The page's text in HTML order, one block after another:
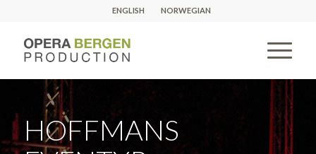
ENGLISH NORWEGIAN
HOFFMANS